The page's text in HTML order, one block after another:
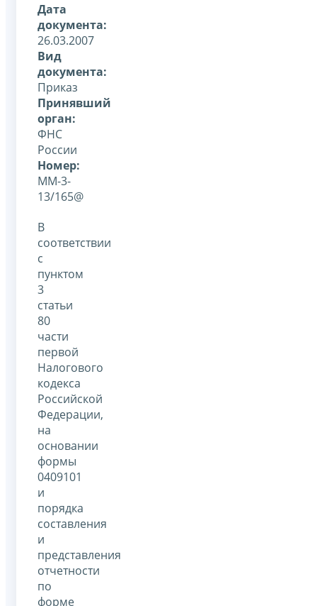
Дата
документа:
26.03.2007
Вид
документа:
Приказ
Принявший
орган:
ФНС
России
Номер:
ММ-3-
13/165@
В
соответствии
с
пунктом
3
статьи
80
части
первой
Налогового
кодекса
Российской
Федерации,
на
основании
формы
0409101
и
порядка
составления
и
представления
отчетности
по
форме